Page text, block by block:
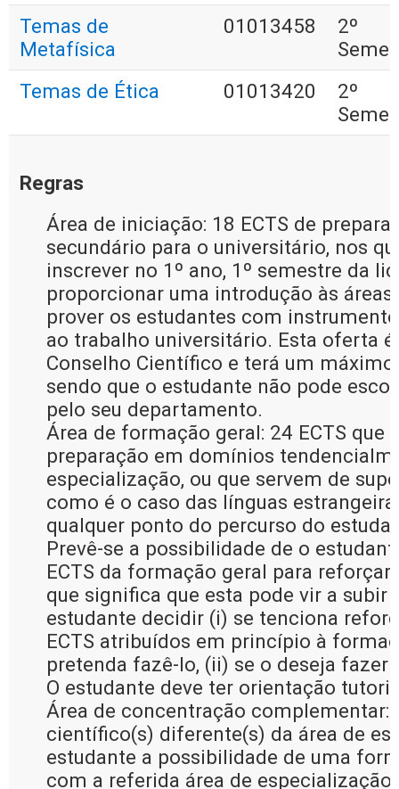
Temas de
Metafísica
01013458
2º
Temas de Ética
01013420
2º
Regras
Área de iniciação: 18 ECTS de
secundário para o universitário, nos
inscrever no 1º ano, 1º semestre da
proporcionar uma introdução às áreas
prover os estudantes com
ao trabalho universitário. Esta oferta
Conselho Científico e terá um
sendo que o estudante não pode
pelo seu departamento.
Área de formação geral: 24 ECTS que
preparação em domínios
especialização, ou que servem de
como é o caso das línguas
qualquer ponto do percurso do
Prevê-se a possibilidade de o
ECTS da formação geral para reforçar
que significa que esta pode vir a subir
estudante decidir (i) se tenciona
ECTS atribuídos em princípio à
pretenda fazê-lo, (ii) se o deseja
O estudante deve ter orientação
Área de concentração complementar:
científico(s) diferente(s) da área de
estudante a possibilidade de uma
com a referida área de